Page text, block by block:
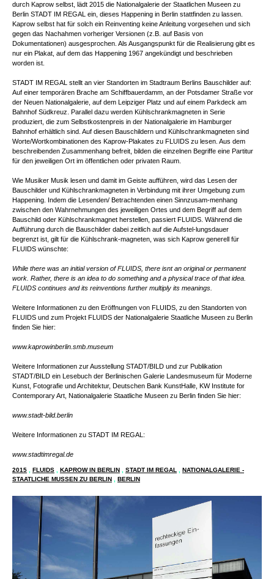
durch Kaprow selbst, lädt 2015 die Nationalgalerie der Staatlichen Museen zu
Berlin STADT IM REGAL ein, dieses Happening in Berlin stattfinden zu lassen.
Kaprow selbst hat für solch ein Reinventing keine Anleitung vorgesehen und sich
gegen das Nachahmen vorheriger Versionen (z.B. auf Basis von
Dokumentationen) ausgesprochen. Als Ausgangspunkt für die Realisierung gibt es
nur ein Plakat, auf dem das Happening 1967 angekündigt und beschrieben worden
ist.
STADT IM REGAL stellt an vier Standorten im Stadtraum Berlins Bauschilder auf:
Auf einer temporären Brache am Schiffbauerdamm, an der Potsdamer Straße vor
der Neuen Nationalgalerie, auf dem Leipziger Platz und auf einem Parkdeck am
Bahnhof Südkreuz. Parallel dazu werden Kühlschrankmagneten in Serie
produziert, die zum Selbstkostenpreis in der Nationalgalerie im Hamburger
Bahnhof erhältlich sind. Auf diesen Bauschildern und Kühlschrankmagneten sind
Worte/Wortkombinationen des Kaprow-Plakates zu FLUIDS zu lesen. Aus dem
beschreibenden Zusammenhang befreit, bilden die einzelnen Begriffe eine Partitur
für den jeweiligen Ort im öffentlichen oder privaten Raum.
Wie Musiker Musik lesen und damit im Geiste aufführen, wird das Lesen der
Bauschilder und Kühlschrankmagneten in Verbindung mit ihrer Umgebung zum
Happening. Indem die Lesenden/ Betrachtenden einen Sinnzusam-menhang
zwischen den Wahrnehmungen des jeweiligen Ortes und dem Begriff auf dem
Bauschild oder Kühlschrankmagnet herstellen, passiert FLUIDS. Während die
Aufführung durch die Bauschilder dabei zeitlich auf die Aufstel-lungsdauer
begrenzt ist, gilt für die Kühlschrank-magneten, was sich Kaprow generell für
FLUIDS wünschte:
While there was an initial version of FLUIDS, there isnt an original or permanent
work. Rather, there is an idea to do something and a physical trace of that idea.
FLUIDS continues and its reinventions further multiply its meanings.
Weitere Informationen zu den Eröffnungen von FLUIDS, zu den Standorten von
FLUIDS und zum Projekt FLUIDS der Nationalgalerie Staatliche Museen zu Berlin
finden Sie hier:
www.kaprowinberlin.smb.museum
Weitere Informationen zur Ausstellung STADT/BILD und zur Publikation
STADT/BILD ein Lesebuch der Berlinischen Galerie Landesmuseum für Moderne
Kunst, Fotografie und Architektur, Deutschen Bank KunstHalle, KW Institute for
Contemporary Art, Nationalgalerie Staatliche Museen zu Berlin finden Sie hier:
www.stadt-bild.berlin
Weitere Informationen zu STADT IM REGAL:
www.stadtimregal.de
2015 , FLUIDS , KAPROW IN BERLIN , STADT IM REGAL , NATIONALGALERIE -
STAATLICHE MUSSEN ZU BERLIN , BERLIN